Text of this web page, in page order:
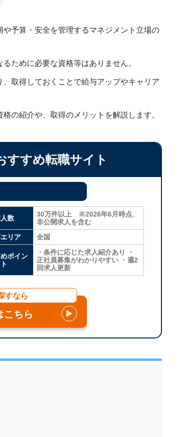
予算・安全を管理するマネジメント立場の
ために必要な資格等はありません。
取得しておくことで給与アップやキャリア
の紹介や、取得のメリットを解説します。
すすめ転職サイト
数
30万件以上 ※2026年6月時点、
非公開求人を含む
リア
全国
ポイン
ト
・条件に応じた求人紹介あり ・
正社員募集がわかりやすい ・週2
回求人更新
すなら
こちら ▶